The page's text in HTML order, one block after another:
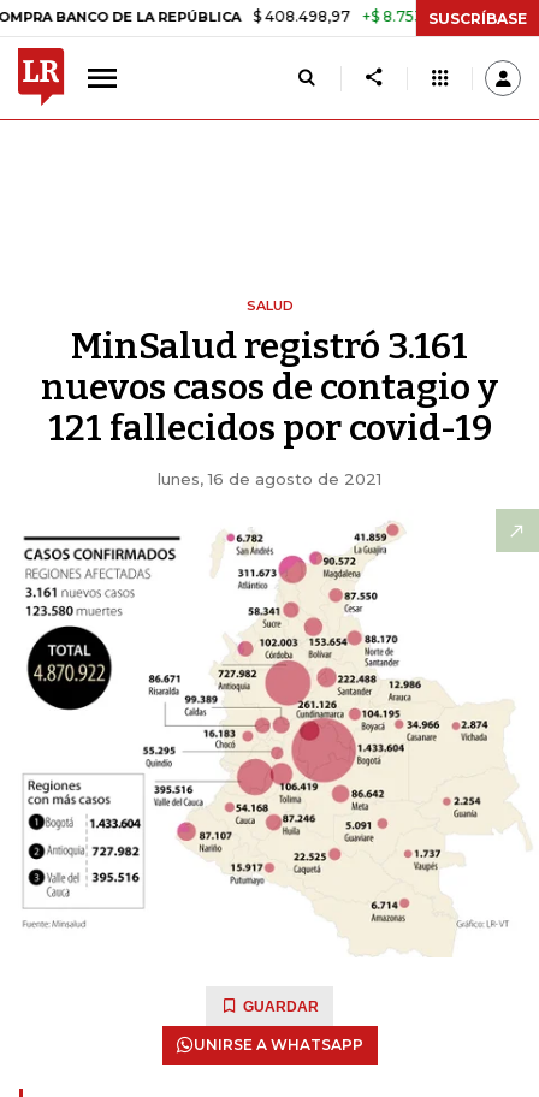
DE LA REPÚBLICA $ 408.498,97 +$ 8.753,81 +2,19% TASA DE
SUSCRÍBASE
SALUD
MinSalud registró 3.161
nuevos casos de contagio y
121 fallecidos por covid-19
lunes, 16 de agosto de 2021
GUARDAR
UNIRSE A WHATSAPP